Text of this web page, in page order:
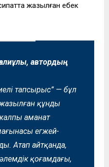
жазылған еңбек
автордың
тапсырыс” — бұл
құнды
аманат
егжей-
Атап айтқанда,
қоғамдағы,